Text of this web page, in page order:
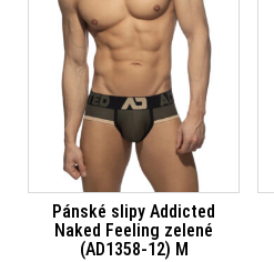
Pánské slipy Addicted
Naked Feeling zelené
(AD1358-12) M